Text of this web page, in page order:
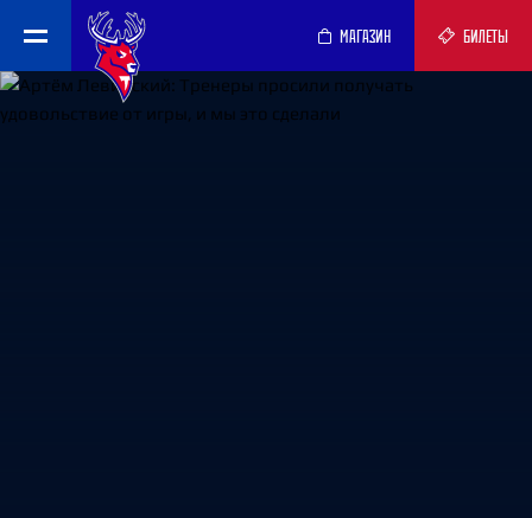
МАГАЗИН БИЛЕТЫ